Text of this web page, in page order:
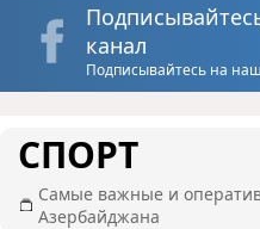
канал
Подписывайтесь на
СПОРТ
Самые важные и
Азербайджана